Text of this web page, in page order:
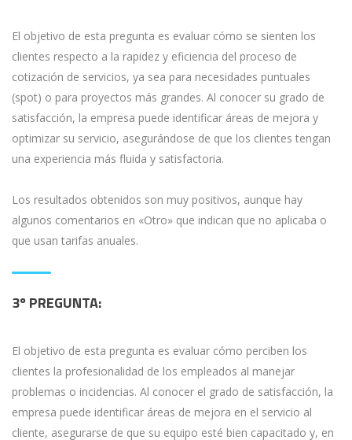
El objetivo de esta pregunta es evaluar cómo se sienten los
clientes respecto a la rapidez y eficiencia del proceso de
cotización de servicios, ya sea para necesidades puntuales
(spot) o para proyectos más grandes. Al conocer su grado de
satisfacción, la empresa puede identificar áreas de mejora y
optimizar su servicio, asegurándose de que los clientes tengan
una experiencia más fluida y satisfactoria.
Los resultados obtenidos son muy positivos, aunque hay
algunos comentarios en «Otro» que indican que no aplicaba o
que usan tarifas anuales.
3º PREGUNTA:
El objetivo de esta pregunta es evaluar cómo perciben los
clientes la profesionalidad de los empleados al manejar
problemas o incidencias. Al conocer el grado de satisfacción, la
empresa puede identificar áreas de mejora en el servicio al
cliente, asegurarse de que su equipo esté bien capacitado y, en